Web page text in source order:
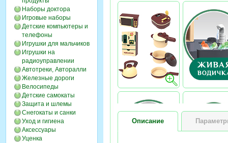
Наборы доктора
Игровые наборы
Детские компьютеры и
телефоны
Игрушки для мальчиков
Игрушки на
радиоуправлении
Автотреки, Авторалли
Железные дороги
Велосипеды
Детские самокаты
Защита и шлемы
Снегокаты и санки
Уход и гигиена
Аксессуары
Уценка
Описание